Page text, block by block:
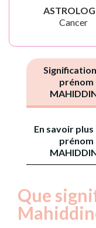
Cancer
prénom
En savoir plus
prénom
Que